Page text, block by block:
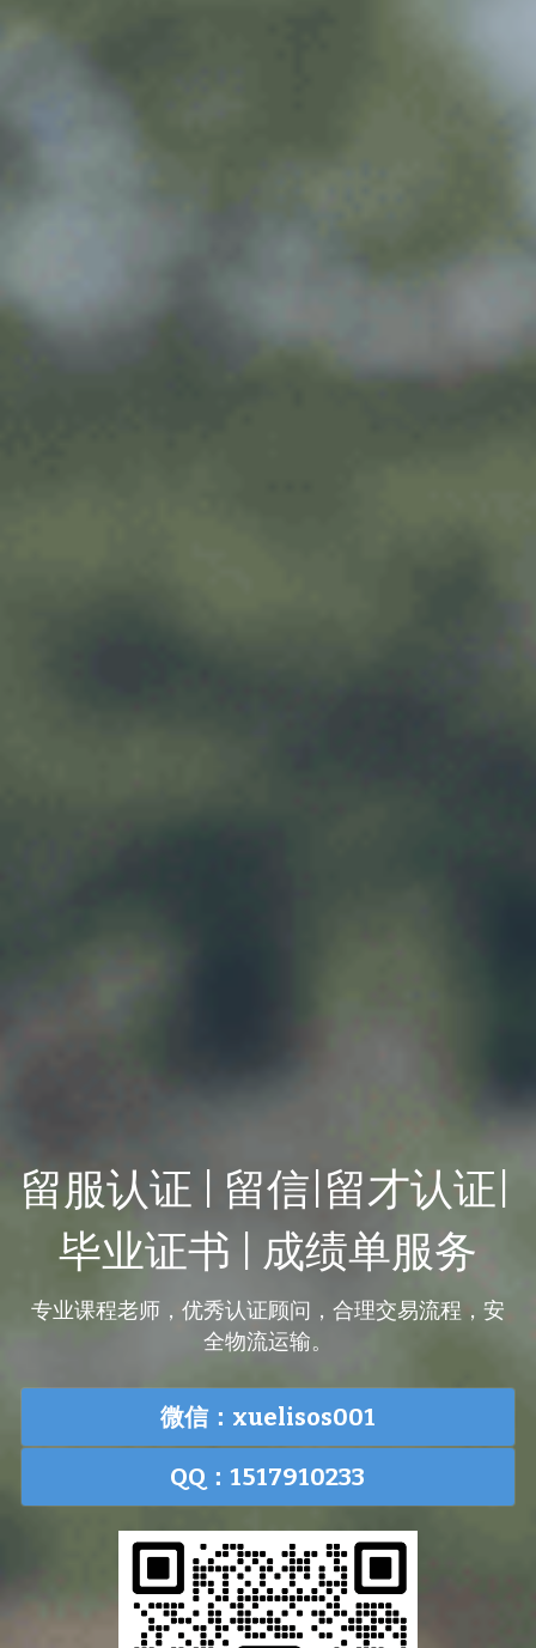
留服认证 | 留信|留才认证|
毕业证书 | 成绩单服务
专业课程老师，优秀认证顾问，合理交易流程，安
全物流运输。
微信：xuelisos001
QQ：1517910233